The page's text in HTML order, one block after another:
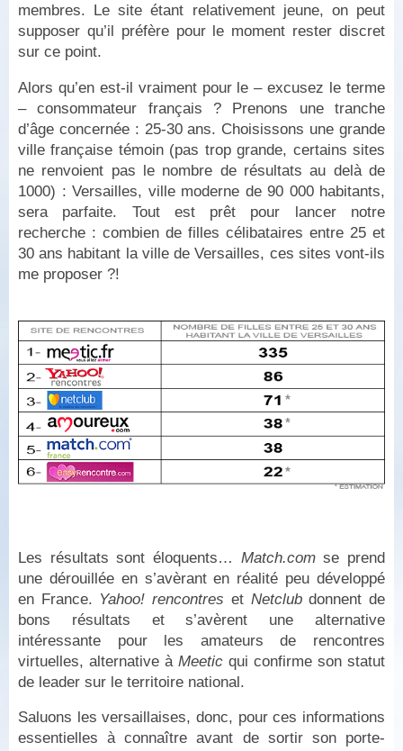
membres. Le site étant relativement jeune, on peut
supposer qu’il préfère pour le moment rester discret
sur ce point.
Alors qu’en est-il vraiment pour le – excusez le terme
– consommateur français ? Prenons une tranche
d’âge concernée : 25-30 ans. Choisissons une grande
ville française témoin (pas trop grande, certains sites
ne renvoient pas le nombre de résultats au delà de
1000) : Versailles, ville moderne de 90 000 habitants,
sera parfaite. Tout est prêt pour lancer notre
recherche : combien de filles célibataires entre 25 et
30 ans habitant la ville de Versailles, ces sites vont-ils
me proposer ?!
Les résultats sont éloquents… Match.comse prend
une dérouillée en s’avèrant en réalité peu développé
en France. Yahoo! rencontres et Netclubdonnent de
bons résultats et s’avèrent une alternative
intéressante pour les amateurs de rencontres
virtuelles, alternative à Meetic qui confirme son statut
de leader sur le territoire national.
Saluons les versaillaises, donc, pour ces informations
essentielles à connaître avant de sortir son porte-